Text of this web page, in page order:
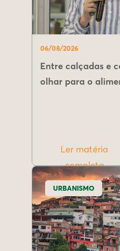
06/08/2026
Entre calçadas e
olhar para o
Ler matéria
completa
URBANISMO